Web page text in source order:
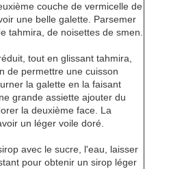
couche de vermicelle de
une belle galette. Parsemer
tahmira, de noisettes de smen.
tout en glissant tahmira,
de permettre une cuisson
la galette en la faisant
grande assiette ajouter du
la deuxième face. La
un léger voile doré.
avec le sucre, l'eau, laisser
pour obtenir un sirop léger